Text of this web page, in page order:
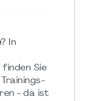
? In
finden Sie
- da ist